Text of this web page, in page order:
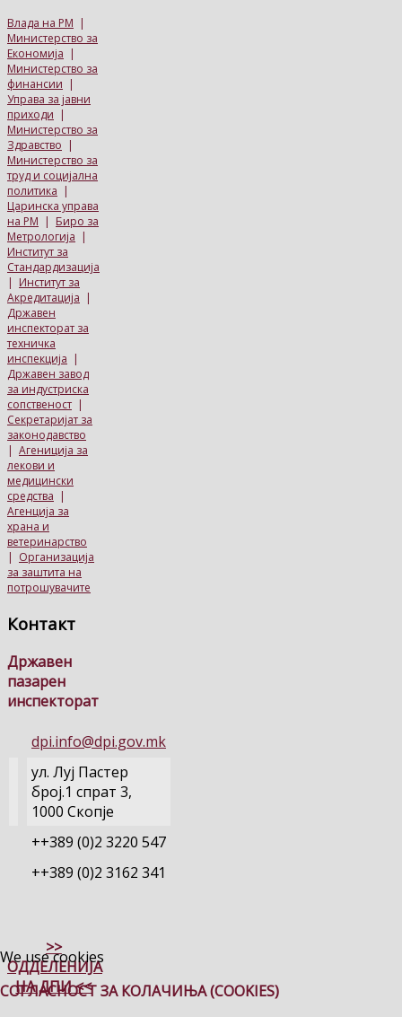
Влада на РМ |
Министерство за
Економија |
Министерство за
финансии |
Управа за јавни
приходи |
Министерство за
Здравство |
Министерство за
труд и социјална
политика |
Царинска управа
на РМ | Биро за
Метрологија |
Институт за
Стандардизација
| Институт за
Акредитација |
Државен
инспекторат за
техничка
инспекција |
Државен завод
за индустриска
сопственост |
Секретаријат за
законодавство
| Агениција за
лекови и
медицински
средства |
Агенција за
храна и
ветеринарство
| Организација
за заштита на
потрошувачите
Контакт
Државен
пазарен
инспекторат
dpi.info@dpi.gov.mk
ул. Луј Пастер
број.1 спрат 3,
1000 Скопје
++389 (0)2 3220 547
++389 (0)2 3162 341
>>
ОДДЕЛЕНИЈА
НА ДПИ <<
We use cookies
СОГЛАСНОСТ ЗА КОЛАЧИЊА (COOKIES)